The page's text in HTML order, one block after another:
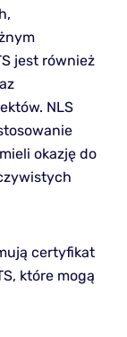
jest również
NLS
okazję do
certyfikat
które mogą